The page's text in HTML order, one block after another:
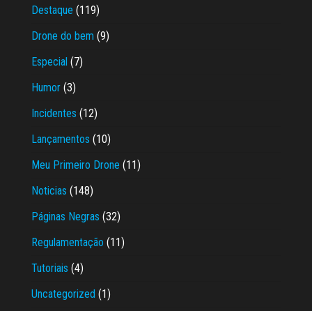
Destaque (119)
Drone do bem (9)
Especial (7)
Humor (3)
Incidentes (12)
Lançamentos (10)
Meu Primeiro Drone (11)
Noticias (148)
Páginas Negras (32)
Regulamentação (11)
Tutoriais (4)
Uncategorized (1)